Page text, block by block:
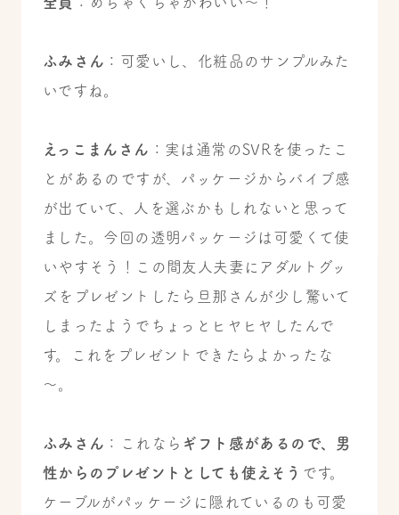
ふみさん ：可愛いし、化粧品のサンプルみた
いですね。
えっこまんさん ：実は通常のSVRを使ったこ
とがあるのですが、パッケージからバイブ感
が出ていて、人を選ぶかもしれないと思って
ました。今回の透明パッケージは可愛くて使
いやすそう！
この間友人夫妻にアダルトグッ
ズをプレゼントしたら旦那さんが少し驚いて
しまったようでちょっとヒヤヒヤしたんで
す。これをプレゼントできたらよかったな
～。
ふみさん ：これなら ギフト感があるので、男
性からのプレゼントとしても使えそう です。
ケーブルがパッケージに隠れているのも可愛